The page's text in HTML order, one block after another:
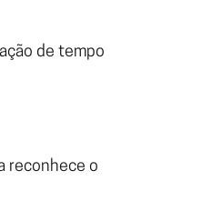
de tempo
reconhece o